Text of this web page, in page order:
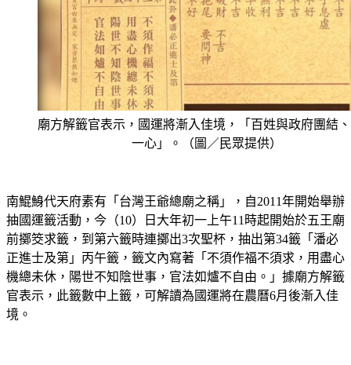
廟方解籤官表示，國運將漸入佳境，「百姓與政府團結
一心」。（圖／民眾提供）
南鯤鯓代天府素有「台灣王爺總廟之稱」，自2011年開始舉辦
抽國運籤活動，今（10）日大年初一上午11時起開始於五王廟
前擲筊求籤，到第六籤時連擲出3次聖杯，抽出第34籤「潘必
正進士及第」丙午籤，籤文內寫著「不須作福不須求，用盡心
機總未休，陽世不知陰世事，官法如爐不自由。」據廟方解籤
官表示，此籤數中上籤，可解讀為國運將在農曆6月後漸入佳
境。